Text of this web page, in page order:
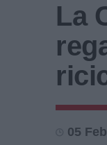
La
05